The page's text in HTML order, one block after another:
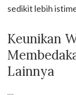
sedikit lebih
Keunikan
Lainnya